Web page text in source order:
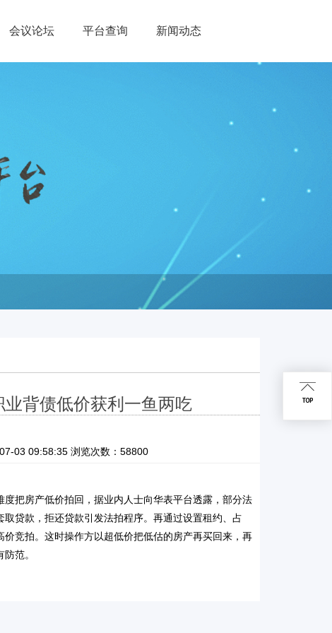
会议论坛 平台查询 新闻动态
业背债低价获利一鱼两吃
03 09:58:35 浏览次数：58800
把房产低价拍回，据业内人士向华表平台透露，部分法
贷款，拒还贷款引发法拍程序。再通过设置租约、占
竞拍。这时操作方以超低价把低估的房产再买回来，再
范。